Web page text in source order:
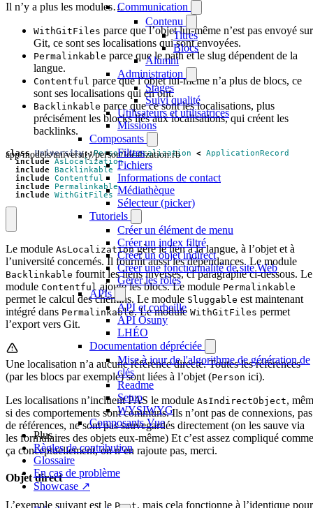
Communication
Contenu
Titres
Blocs
Alumni
Administration
Stages
Suivi qualité
Utilisateurs et utilisatrices
Missions
Composants
Filtres
Fichiers
Informations de contact
Médiathèque
Sélecteur (picker)
Tutoriels
Créer un élément de menu
Créer un index filtré
Créer un objet indirect
Créer une fonctionnalité de site Web
Gérer les rôles
APIs
API et corbeille
API Osuny
LHÉO
Documentation dépréciée
Mise à jour de l'algorithme de génération de
clés
Readme
Setup
WYSIWYG
Composants Vue
Plus
Règles de contribution
Glossaire
En cas de problème
Showcase ↗
Il n’y a plus les modules…
WithGitFiles parce que l’objet lui-même n’est pas envoyé sur
Git, ce sont ses localisations qui sont envoyées.
Permalinkable parce que le path et le slug dépendent de la
langue.
Contentful parce que l’objet lui-même n’a plus de blocs, ce
sont ses localisations qui en ont.
Backlinkable parce que ce sont les localisations, plus
précisément les blocks liés aux localisations, qui créent les
backlinks.
app/models/university/person/localization.rb
class University::Person::Localization < ApplicationRecord
include AsLocalization
include Backlinkable
include Contentful
include
Permalinkable
include WithGitFiles
Le module AsLocalizationgère le lien à la langue, à l’objet et à
l’université concernés. Il fournit aussi les dépendances. Le module
Backlinkable fournit les liens inverses, cf paragraphe ci-dessous. Le
module Contentful ajoute les blocs. Le module Permalinkable
permet le calcul des chemins. Le module Sluggable est maintenant
intégré dans Permalinkable. Le module WithGitFiles permet
l’export vers Git.
Une localisation n’a aucune référence directe. Toutes les références
(par les blocs par exemple) sont liées à l’objet (Person ici).
Les localisations n’incluent PAS le module AsIndirectObject,
si des comportements sont communs. Ils n’ont pas de connexions, pas
de références, ne sont pas sauvegardés directement (on les sauve via
les formulaires des objets eux-même) Et c’est assez compliqué comme
ça conceptuellement, on n’en rajoute pas, merci.
Objet direct
L’exemple suivant est le Post, mais cela fonctionne à l’identique pour